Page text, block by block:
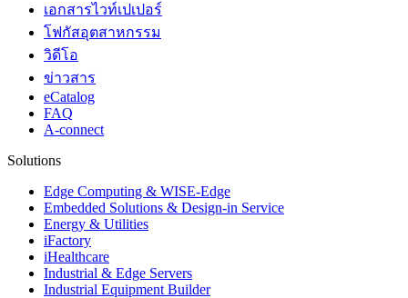
เอกสารไวท์เปเปอร์
โฟกัสอุตสาหกรรม
วิดีโอ
ข่าวสาร
eCatalog
FAQ
A-connect
Solutions
Edge Computing & WISE-Edge
Embedded Solutions & Design-in Service
Energy & Utilities
iFactory
iHealthcare
Industrial & Edge Servers
Industrial Equipment Builder